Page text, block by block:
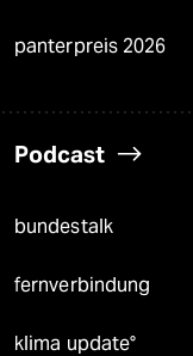
panterpreis 2026
Podcast
bundestalk
fernverbindung
klima update°